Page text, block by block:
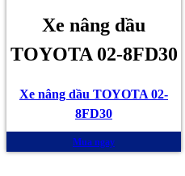
Xe nâng dầu
TOYOTA 02-8FD30
Xe nâng dầu TOYOTA 02-
8FD30
Mua ngay